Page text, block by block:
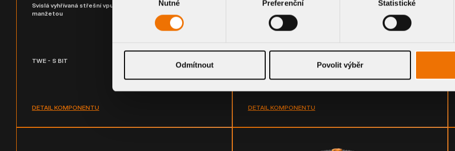
Nutné Preferenční Statistické
Odmítnout Povolit výběr
Svislá vyhřívaná střešní vpust s integrovanou bitumenovou
manžetou
TWE - S BIT
DETAIL KOMPONENTU
Svislá vyhřívaná střešní vpust s integrovanou PVC manžetou
DETAIL KOMPONENTU